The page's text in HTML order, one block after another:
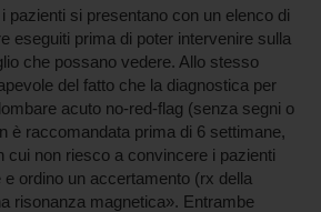
pazienti si presentano con un elenco di
eseguiti prima di poter intervenire sulla
che possano vedere. Allo stesso
del fatto che la diagnostica per
acuto no-red-flag (senza segni o
è raccomandata prima di 6 settimane,
cui non riesco a convincere i pazienti
ordino un accertamento (rx della
risonanza magnetica». Entrambe